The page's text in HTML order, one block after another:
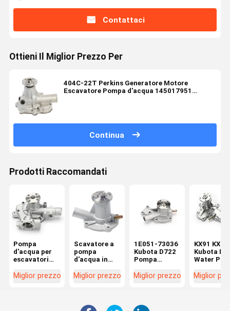
Contattaci
Ottieni Il Miglior Prezzo Per
404C-22T Perkins Generatore Motore
Escavatore Pompa d'acqua 145017951
Continua
Prodotti Raccomandati
Pompa
d'acqua per
escavatori
Doosan DX55
Miglior prezzo
Scavatore a
pompa
d'acqua in
Kubota KX016
Miglior prezzo
1E051-73036
Kubota D722
Pompa
D662 D902
Miglior prezzo
KX91
Kubota
Water
1A051-
Miglior